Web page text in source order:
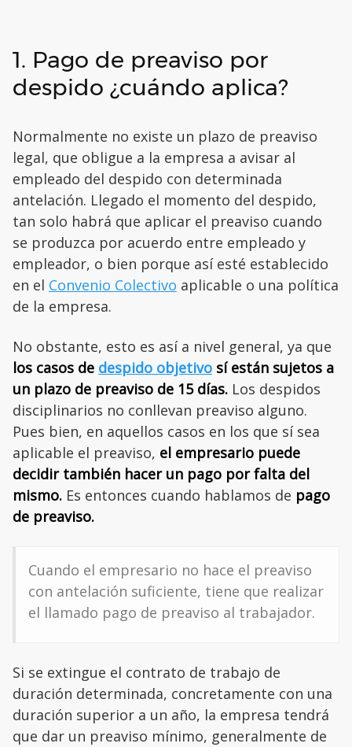
1. Pago de preaviso por
despido ¿cuándo aplica?
Normalmente no existe un plazo de preaviso
legal, que obligue a la empresa a avisar al
empleado del despido con determinada
antelación. Llegado el momento del despido,
tan solo habrá que aplicar el preaviso cuando
se produzca por acuerdo entre empleado y
empleador, o bien porque así esté establecido
en el Convenio Colectivo aplicable o una política
de la empresa.
No obstante, esto es así a nivel general, ya que
los casos de despido objetivo sí están sujetos a
un plazo de preaviso de 15 días. Los despidos
disciplinarios no conllevan preaviso alguno.
Pues bien, en aquellos casos en los que sí sea
aplicable el preaviso, el empresario puede
decidir también hacer un pago por falta del
mismo. Es entonces cuando hablamos de pago
de preaviso.
Cuando el empresario no hace el preaviso
con antelación suficiente, tiene que realizar
el llamado pago de preaviso al trabajador.
Si se extingue el contrato de trabajo de
duración determinada, concretamente con una
duración superior a un año, la empresa tendrá
que dar un preaviso mínimo, generalmente de